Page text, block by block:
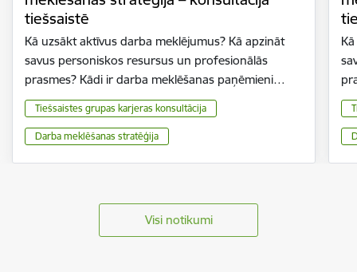
tiešsaistē
Kā uzsākt aktīvus darba meklējumus? Kā apzināt
savus personiskos resursus un profesionālās
prasmes? Kādi ir darba meklēšanas paņēmieni…
Tiešsaistes grupas karjeras konsultācija
Darba meklēšanas stratēģija
Visi notikumi